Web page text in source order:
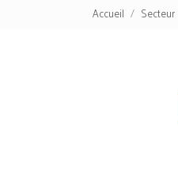
Accueil Secteur